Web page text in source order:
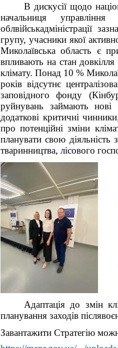
В дискусії щодо
начальниця
облвійськадміністрації
групу, учасники якої
Миколаївська область є
впливають на стан
клімату. Понад 10 %
років відсутнє
заповідного фонду
руйнувань займають нові
додаткові критичні
про потенційні зміни
планувати свою діяльність
тваринництва, лісового
Адаптація до змін
планування заходів
Завантажити Стратегію